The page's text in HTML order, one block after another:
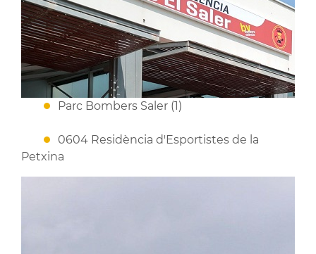
Parc Bombers Saler (1)
0604 Residència d'Esportistes de la
Petxina